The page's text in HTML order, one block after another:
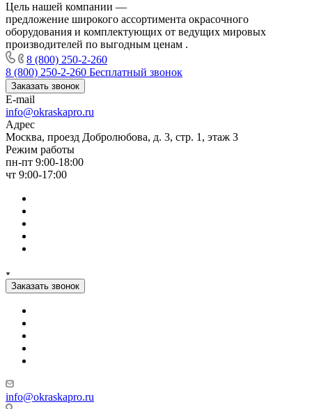
Цель нашей компании —
предложение широкого ассортимента окрасочного
оборудования и комплектующих от ведущих мировых
производителей по выгодным ценам .
8 (800) 250-2-260
8 (800) 250-2-260 Бесплатный звонок
Заказать звонок
E-mail
info@okraskapro.ru
Адрес
Москва, проезд Добролюбова, д. 3, стр. 1, этаж 3
Режим работы
пн-пт 9:00-18:00
чт 9:00-17:00
Заказать звонок
info@okraskapro.ru